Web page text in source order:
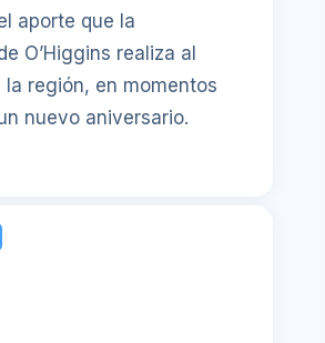
aporte que la
O’Higgins realiza al
la región, en momentos
nuevo aniversario.